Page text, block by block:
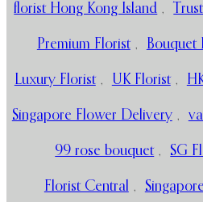
florist Hong Kong Island ,
Premium Florist , Bouquet
Luxury Florist , UK Florist ,
Singapore Flower Delivery ,
99 rose bouquet , SG
Florist Central ,